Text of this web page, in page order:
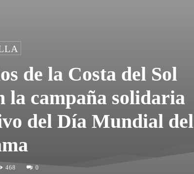
de la Costa del Sol
la campaña solidaria
del Día Mundial del
468 0